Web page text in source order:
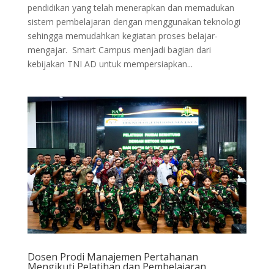
pendidikan yang telah menerapkan dan memadukan
sistem pembelajaran dengan menggunakan teknologi
sehingga memudahkan kegiatan proses belajar-
mengajar. Smart Campus menjadi bagian dari
kebijakan TNI AD untuk mempersiapkan...
Dosen Prodi Manajemen Pertahanan